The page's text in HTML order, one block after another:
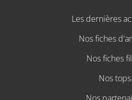
Les dernières
Nos fiches
Nos fiches
Nos tops